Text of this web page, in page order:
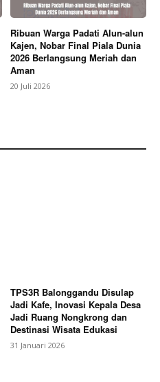
Ribuan Warga Padati Alun-alun
Kajen, Nobar Final Piala Dunia
2026 Berlangsung Meriah dan
Aman
20 Juli 2026
TPS3R Balonggandu Disulap
Jadi Kafe, Inovasi Kepala Desa
Jadi Ruang Nongkrong dan
Destinasi Wisata Edukasi
31 Januari 2026